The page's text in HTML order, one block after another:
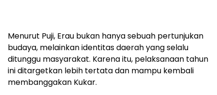
Menurut Puji, Erau bukan hanya sebuah pertunjukan
budaya, melainkan identitas daerah yang selalu
ditunggu masyarakat. Karena itu, pelaksanaan tahun
ini ditargetkan lebih tertata dan mampu kembali
membanggakan Kukar.